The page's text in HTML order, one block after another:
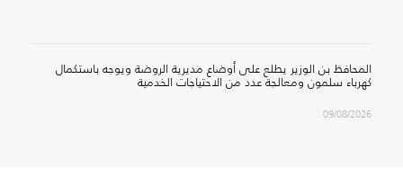
المحافظ بن الوزير يطلع على أوضاع مديرية الروضة ويوجه باستكمال
كهرباء سلمون ومعالجة عدد من الاحتياجات الخدمية
09/08/2026